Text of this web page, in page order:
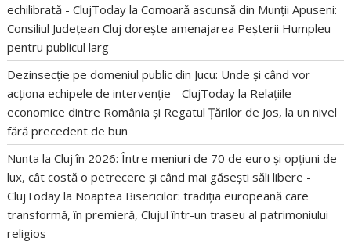
echilibrată - ClujToday laComoară ascunsă din Munții Apuseni:
Consiliul Județean Cluj dorește amenajarea Peșterii Humpleu
pentru publicul larg
Dezinsecție pe domeniul public din Jucu: Unde și când vor
acționa echipele de intervenție - ClujToday la Relațiile
economice dintre România și Regatul Țărilor de Jos, la un nivel
fără precedent de bun
Nunta la Cluj în 2026: Între meniuri de 70 de euro și opțiuni de
lux, cât costă o petrecere și când mai găsești săli libere -
ClujToday la Noaptea Bisericilor: tradiția europeană care
transformă, în premieră, Clujul într-un traseu al patrimoniului
religios